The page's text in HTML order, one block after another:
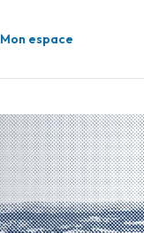
Mon espace